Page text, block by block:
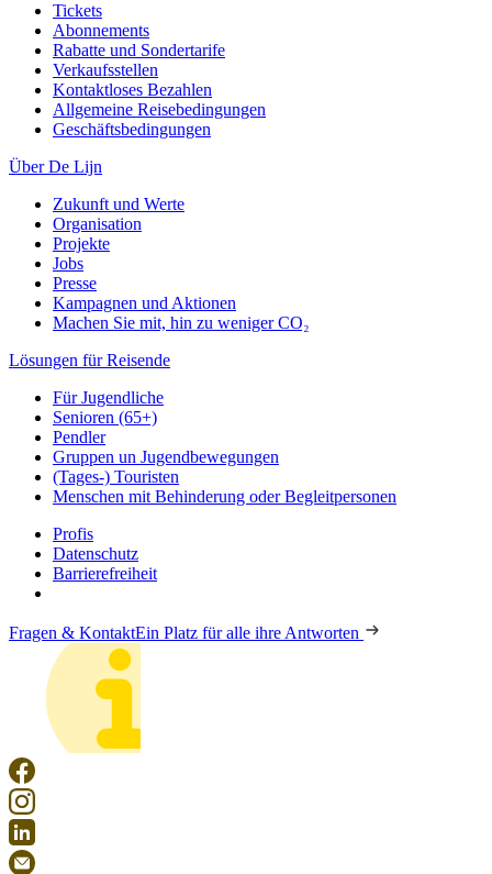
Tickets
Abonnements
Rabatte und Sondertarife
Verkaufsstellen
Kontaktloses Bezahlen
Allgemeine Reisebedingungen
Geschäftsbedingungen
Über De Lijn
Zukunft und Werte
Organisation
Projekte
Jobs
Presse
Kampagnen und Aktionen
Machen Sie mit, hin zu weniger CO₂
Lösungen für Reisende
Für Jugendliche
Senioren (65+)
Pendler
Gruppen un Jugendbewegungen
(Tages-) Touristen
Menschen mit Behinderung oder Begleitpersonen
Profis
Datenschutz
Barrierefreiheit
Fragen & KontaktEin Platz für alle ihre Antworten